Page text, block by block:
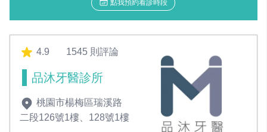
點我預約看診時段
4.9 1545 則評論
品沐牙醫診所
桃園市楊梅區瑞溪路
二段126號1樓、128號1樓